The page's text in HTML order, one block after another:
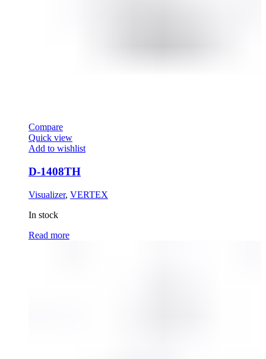
Compare
Quick view
Add to wishlist
D-1408TH
Visualizer, VERTEX
In stock
Read more